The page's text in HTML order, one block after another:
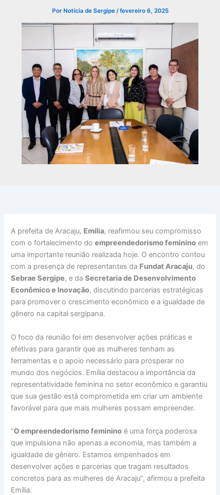
Por Notícia de Sergipe /fevereiro 6, 2025
A prefeita de Aracaju, Emília, reafirmou seu compromisso
com o fortalecimento doempreendedorismo feminino em
uma importante reunião realizada hoje. O encontro contou
com a presença de representantes da Fundat Aracaju, do
Sebrae Sergipe, e daSecretaria de Desenvolvimento
Econômico e Inovação, discutindo parcerias estratégicas
para promover o crescimento econômico e a igualdade de
gênero na capital sergipana.
O foco da reunião foi em desenvolver ações práticas e
efetivas para garantir que as mulheres tenham as
ferramentas e o apoio necessário para prosperar no
mundo dos negócios. Emília destacou a importância da
representatividade feminina no setor econômico e garantiu
que sua gestão está comprometida em criar um ambiente
favorável para que mais mulheres possam empreender.
“O empreendedorismo feminino é uma força poderosa
que impulsiona não apenas a economia, mas também a
igualdade de gênero. Estamos empenhados em
desenvolver ações e parcerias que tragam resultados
concretos para as mulheres de Aracaju”, afirmou a prefeita
Emília.